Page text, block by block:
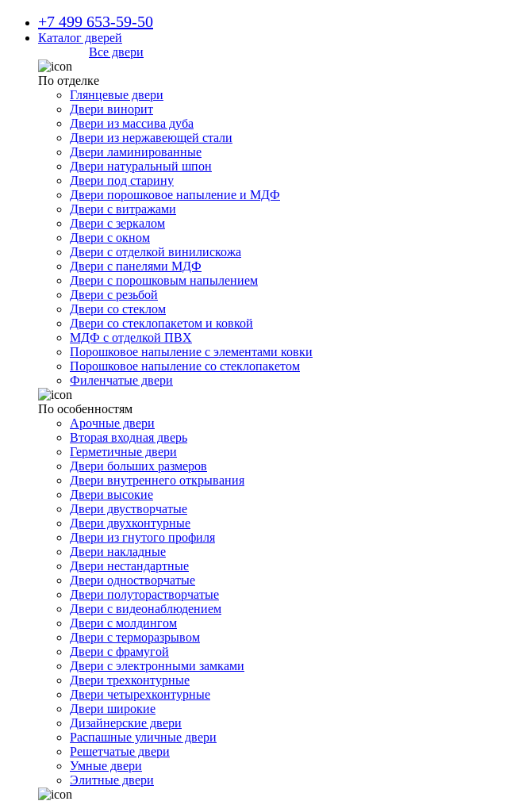
+7 499 653-59-50
Каталог дверей
Все двери
По отделке
Глянцевые двери
Двери винорит
Двери из массива дуба
Двери из нержавеющей стали
Двери ламинированные
Двери натуральный шпон
Двери под старину
Двери порошковое напыление и МДФ
Двери с витражами
Двери с зеркалом
Двери с окном
Двери с отделкой винилискожа
Двери с панелями МДФ
Двери с порошковым напылением
Двери с резьбой
Двери со стеклом
Двери со стеклопакетом и ковкой
МДФ с отделкой ПВХ
Порошковое напыление с элементами ковки
Порошковое напыление со стеклопакетом
Филенчатые двери
По особенностям
Арочные двери
Вторая входная дверь
Герметичные двери
Двери больших размеров
Двери внутреннего открывания
Двери высокие
Двери двустворчатые
Двери двухконтурные
Двери из гнутого профиля
Двери накладные
Двери нестандартные
Двери одностворчатые
Двери полуторастворчатые
Двери с видеонаблюдением
Двери с молдингом
Двери с терморазрывом
Двери с фрамугой
Двери с электронными замками
Двери трехконтурные
Двери четырехконтурные
Двери широкие
Дизайнерские двери
Распашные уличные двери
Решетчатые двери
Умные двери
Элитные двери